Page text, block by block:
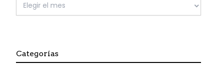
Categorías